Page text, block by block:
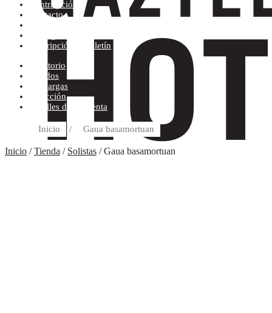
Contratación
Contacto
Suscripción al boletín
Escritorio
Pedidos
Descargas
Dirección
Detalles de la cuenta
Inicio / Gaua basamortuan
Inicio /Tienda / Solistas / Gaua basamortuan